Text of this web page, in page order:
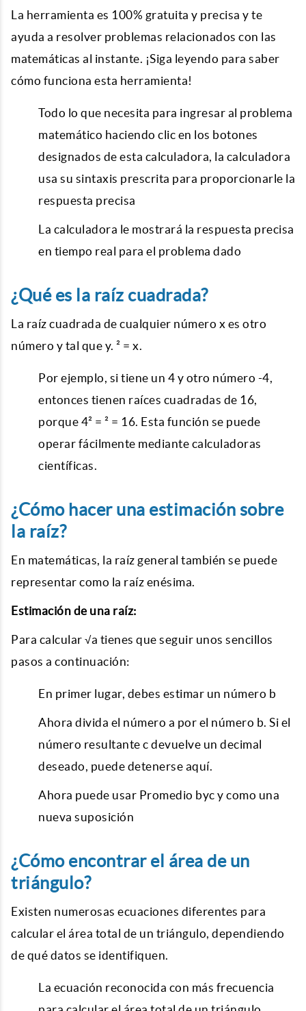
La herramienta es 100% gratuita y precisa y te
ayuda a resolver problemas relacionados con las
matemáticas al instante. ¡Siga leyendo para saber
cómo funciona esta herramienta!
Todo lo que necesita para ingresar al problema
matemático haciendo clic en los botones
designados de esta calculadora, la calculadora
usa su sintaxis prescrita para proporcionarle la
respuesta precisa
La calculadora le mostrará la respuesta precisa
en tiempo real para el problema dado
¿Qué es la raíz cuadrada?
La raíz cuadrada de cualquier número x es otro
número y tal que y. ² = x.
Por ejemplo, si tiene un 4 y otro número -4,
entonces tienen raíces cuadradas de 16,
porque 4² = ² = 16. Esta función se puede
operar fácilmente mediante calculadoras
científicas.
¿Cómo hacer una estimación sobre
la raíz?
En matemáticas, la raíz general también se puede
representar como la raíz enésima.
Estimación de una raíz:
Para calcular √a tienes que seguir unos sencillos
pasos a continuación:
En primer lugar, debes estimar un número b
Ahora divida el número a por el número b. Si el
número resultante c devuelve un decimal
deseado, puede detenerse aquí.
Ahora puede usar Promedio byc y como una
nueva suposición
¿Cómo encontrar el área de un
triángulo?
Existen numerosas ecuaciones diferentes para
calcular el área total de un triángulo, dependiendo
de qué datos se identifiquen.
La ecuación reconocida con más frecuencia